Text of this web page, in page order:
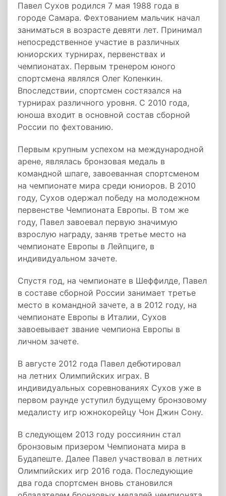
Павел Сухов родился 7 мая 1988 года в
городе Самара. Фехтованием мальчик начал
заниматься в возрасте девяти лет. Принимал
непосредственное участие в различных
юниорских турнирах, первенствах и
чемпионатах. Первым тренером юного
спортсмена являлся Олег Копенкин.
Впоследствии, спортсмен состязался на
турнирах различного уровня. С 2010 года,
юноша входит в основной состав сборной
России по фехтованию.
Первым крупным успехом на международной
арене, являлась бронзовая медаль в
командной шпаге, завоеванная спортсменом
на чемпионате мира среди юниоров. В 2010
году, Сухов одержал победу на молодежном
первенстве Чемпионата Европы. В том же
году, Павел завоевал первую значимую
взрослую награду, заняв третье место на
чемпионате Европы в Лейпциге, в
индивидуальном зачете.
Спустя год, на чемпионате в Шеффилде, Павел
в составе сборной России занимает третье
место в командной зачете, а в 2012 году, на
чемпионате Европы в Италии, Сухов
завоевывает звание чемпиона Европы в
личном зачете.
В августе 2012 года Павел дебютировал
на летних Олимпийских играх. В
индивидуальных соревнованиях Сухов уже в
первом раунде уступил будущему бронзовому
медалисту игр южнокорейцу Чон Джин Сону.
В следующем 2013 году россиянин стал
бронзовым призером Чемпионата мира в
Будапеште. Далее Павел участвовал в летних
Олимпийских игр 2016 года. Последующие
два года спортсмен вновь становился